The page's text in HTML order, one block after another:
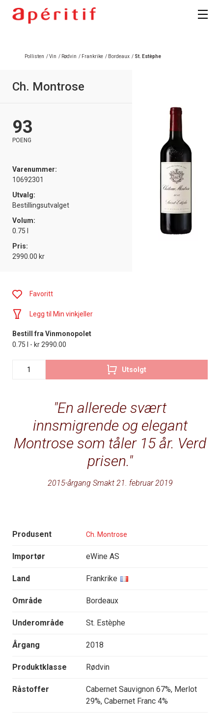
Pollisten /Vin / Rødvin / Frankrike / Bordeaux / St. Estèphe
Ch. Montrose
93
POENG
Varenummer:
10692301
Utvalg:
Bestillingsutvalget
Volum:
0.75 l
Pris:
2990.00 kr
En allerede svært
innsmigrende og elegant
Montrose som tåler 15 år. Verd
prisen.
2015-årgang Smakt 21. februar 2019
Produsent Ch. Montrose
Importør eWine AS
Land Frankrike
Område Bordeaux
Underområde St. Estèphe
Årgang 2018
Produktklasse Rødvin
Råstoffer
Cabernet Sauvignon 67%, Merlot
29%, Cabernet Franc 4%
Favoritt
Legg til Min vinkjeller
Bestill fra Vinmonopolet
0.75 l - kr 2990.00
Utsolgt